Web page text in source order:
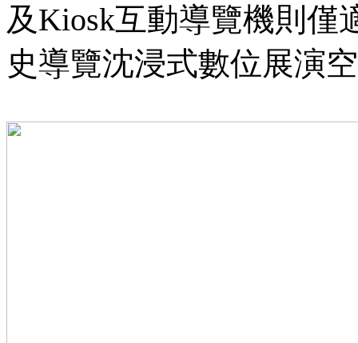
及Kiosk互動導覽機則僅
史導覽沈浸式數位展演